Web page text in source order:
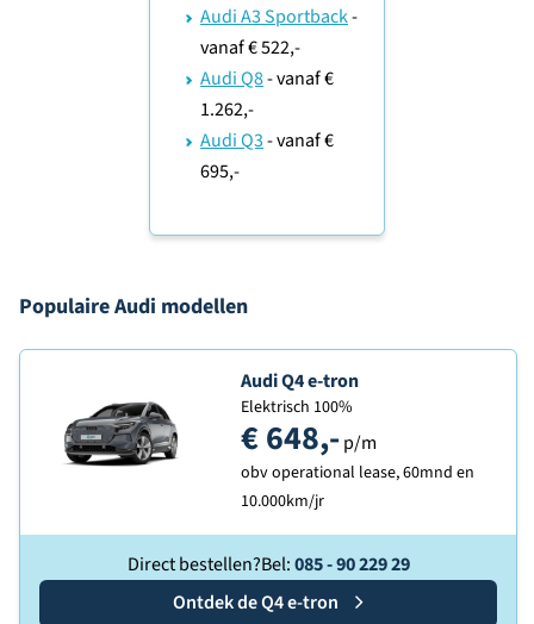
Audi A3 Sportback-
vanaf € 522,-
Audi Q8- vanaf €
1.262,-
Audi Q3- vanaf €
695,-
Populaire Audi modellen
Ontdek de
Audi Q4 e-tron
Elektrisch 100%
€ 648,- p/m
obv operational lease, 60mnd en
10.000km/jr
Direct bestellen?Bel:085 - 90 229 29
Ontdek deAudi
Q4 e-tron